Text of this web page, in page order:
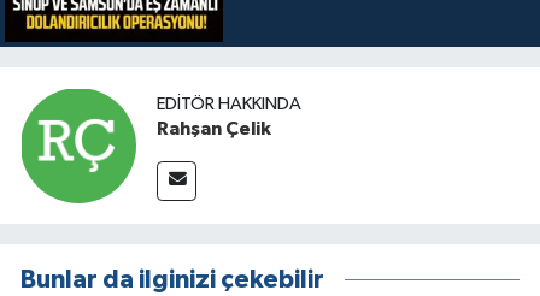
EDITÖR HAKKINDA
Rahşan Çelik
Bunlar da ilginizi çekebilir